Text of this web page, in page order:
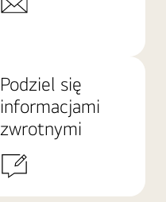
Podziel się
informacjami
zwrotnymi